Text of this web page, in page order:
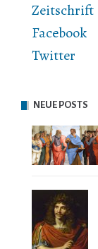
Zeitschrift
Facebook
Twitter
NEUE POSTS